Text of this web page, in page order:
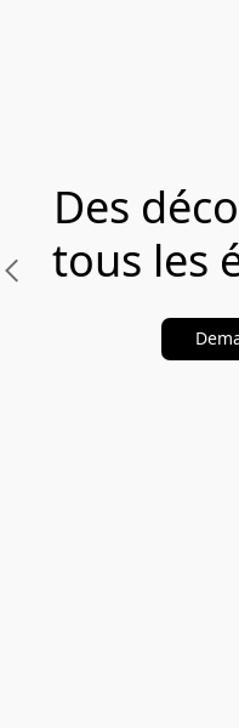
Des
tous les